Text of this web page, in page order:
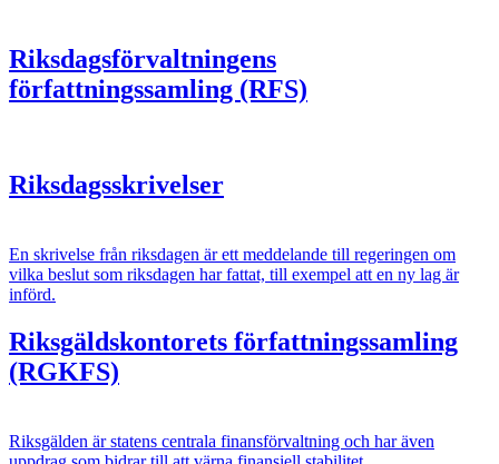
Riksdagsförvaltningens
författningssamling (RFS)
Riksdagsskrivelser
En skrivelse från riksdagen är ett meddelande till regeringen om
vilka beslut som riksdagen har fattat, till exempel att en ny lag är
införd.
Riksgäldskontorets författningssamling
(RGKFS)
Riksgälden är statens centrala finansförvaltning och har även